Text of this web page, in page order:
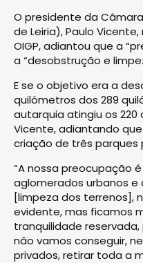
O presidente da
de Leiria), Paulo
OIGP, adiantou que a
a “desobstrução e
E se o objetivo era a
quilómetros dos 289
autarquia atingiu os 220
Vicente, adiantando
criação de três
“A nossa preocupação
aglomerados urbanos e
[limpeza dos terrenos],
evidente, mas ficamos
tranquilidade
não vamos conseguir,
privados, retirar toda a